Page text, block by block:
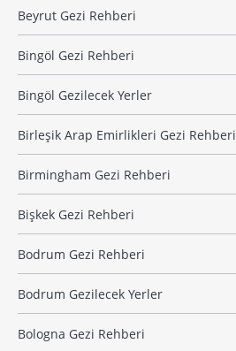
Beyrut Gezi Rehberi
Bingöl Gezi Rehberi
Bingöl Gezilecek Yerler
Birleşik Arap Emirlikleri Gezi Rehberi
Birmingham Gezi Rehberi
Bişkek Gezi Rehberi
Bodrum Gezi Rehberi
Bodrum Gezilecek Yerler
Bologna Gezi Rehberi